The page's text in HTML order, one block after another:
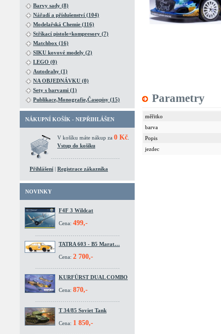
Barvy sady (8)
Nářadí a příslušenství (104)
Modelařská Chemie (116)
Stříkací pistole+kompresory (7)
Matchbox (16)
SIKU kovové modely (2)
LEGO (0)
Autodrahy (1)
NA OBJEDNÁVKU (0)
Sety s barvami (1)
Publikace,Monografie,Časopisy (15)
NÁKUPNÍ KOŠÍK - NEPŘIHLÁŠEN
V košíku máte nákup za 0 Kč
Vstup do košíku
Přihlášení | Registrace zákazníka
NOVINKY
F4F 3 Wildcat
Cena: 499,-
TATRA 603 - B5 Marat…
Cena: 2 700,-
KURFÜRST DUAL COMBO
Cena: 870,-
T 34/85 Soviet Tank
Cena: 1 850,-
Parametry
měřitko
barva
Popis
jezdec